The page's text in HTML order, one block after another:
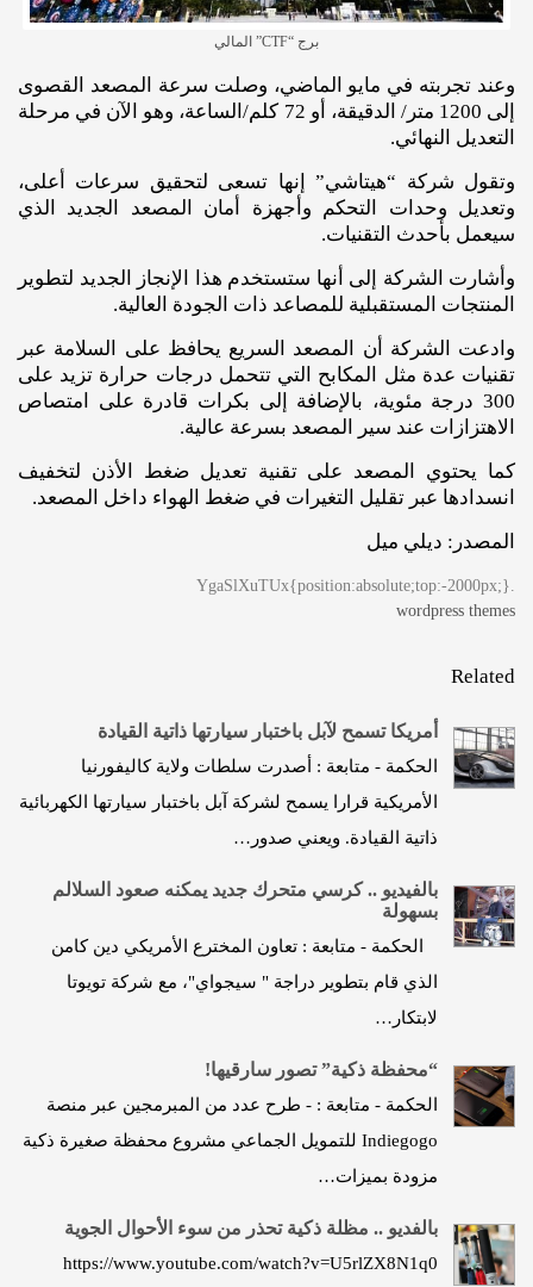
برج “CTF” المالي
وعند تجربته في مايو الماضي، وصلت سرعة المصعد القصوى
إلى 1200 متر/ الدقيقة، أو 72 كلم/الساعة، وهو الآن في مرحلة
التعديل النهائي.
وتقول شركة “هيتاشي” إنها تسعى لتحقيق سرعات أعلى،
وتعديل وحدات التحكم وأجهزة أمان المصعد الجديد الذي
سيعمل بأحدث التقنيات.
وأشارت الشركة إلى أنها ستستخدم هذا الإنجاز الجديد لتطوير
المنتجات المستقبلية للمصاعد ذات الجودة العالية.
وادعت الشركة أن المصعد السريع يحافظ على السلامة عبر
تقنيات عدة مثل المكابح التي تتحمل درجات حرارة تزيد على
300 درجة مئوية، بالإضافة إلى بكرات قادرة على امتصاص
الاهتزازات عند سير المصعد بسرعة عالية.
كما يحتوي المصعد على تقنية تعديل ضغط الأذن لتخفيف
انسدادها عبر تقليل التغيرات في ضغط الهواء داخل المصعد.
المصدر: ديلي ميل
wordpress themes
Related
أمريكا تسمح لآبل باختبار سيارتها ذاتية القيادة
الحكمة - متابعة : أصدرت سلطات ولاية كاليفورنيا
الأمريكية قرارا يسمح لشركة آبل باختبار سيارتها الكهربائية
ذاتية القيادة. ويعني صدور…
بالفيديو .. كرسي متحرك جديد يمكنه صعود السلالم
بسهولة
الحكمة - متابعة : تعاون المخترع الأمريكي دين كامن
الذي قام بتطوير دراجة " سيجواي"، مع شركة تويوتا
لابتكار…
“محفظة ذكية” تصور سارقيها!
الحكمة - متابعة : - طرح عدد من المبرمجين عبر منصة
Indiegogo للتمويل الجماعي مشروع محفظة صغيرة ذكية
مزودة بميزات…
بالفديو .. مظلة ذكية تحذر من سوء الأحوال الجوية
https://www.youtube.com/watch?v=U5rlZX8N1q0